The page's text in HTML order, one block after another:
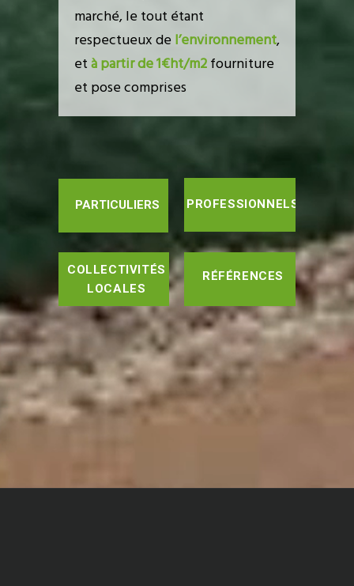
marché, le tout étant
respectueux de l’environnement,
età partir de 1€ht/m2fourniture
et pose comprises
PROFESSIONNELS
PARTICULIERS
COLLECTIVITÉS
LOCALES
RÉFÉRENCES